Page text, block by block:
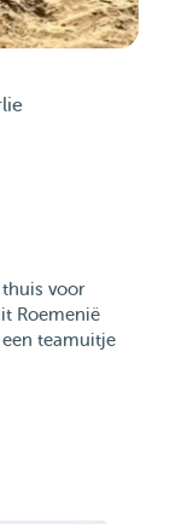
thuis voor
Roemenië
teamuitje